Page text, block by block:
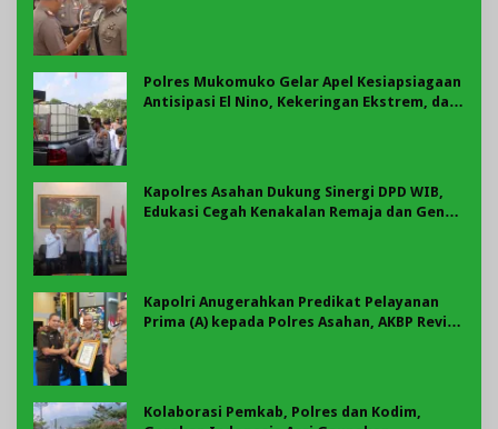
Polres Mukomuko Gelar Apel Kesiapsiagaan
Antisipasi El Nino, Kekeringan Ekstrem, dan
Kapolres Asahan Dukung Sinergi DPD WIB,
Edukasi Cegah Kenakalan Remaja dan Geng
Kapolri Anugerahkan Predikat Pelayanan
Prima (A) kepada Polres Asahan, AKBP Revi
Kolaborasi Pemkab, Polres dan Kodim,